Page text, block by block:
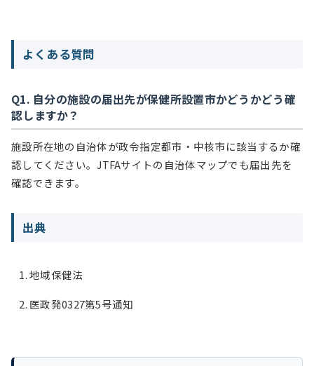
よくある質問
Q1. 自分の施設の届出先が保健所設置市かどうかどう確
認しますか？
施設所在地の自治体が政令指定都市・中核市に該当するか確
認してください。JTFAサイトの自治体マップでも届出先を
確認できます。
出典
地域保健法
医政発0327第5号通知